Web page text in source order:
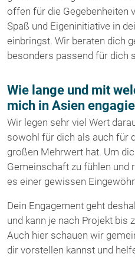
offen für die Gegebenheiten
Spaß und Eigeninitiative in
einbringst. Wir beraten dich
besonders passend für dich
Wie lange und mit
mich in Asien
Wir legen sehr viel Wert
sowohl für dich als auch für
großen Mehrwert hat. Um
Gemeinschaft zu fühlen und
es einer gewissen
Dein Engagement geht
und kann je nach Projekt bis
Auch hier schauen wir
dir vorstellen kannst und